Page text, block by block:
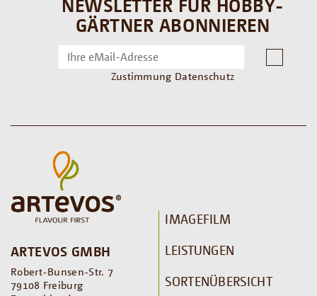
NEWSLETTER FÜR HOBBY-
GÄRTNER ABONNIEREN
Zustimmung Datenschutz
ARTEVOS GMBH
Robert-Bunsen-Str. 7
79108 Freiburg
IMAGEFILM
LEISTUNGEN
SORTENÜBERSICHT